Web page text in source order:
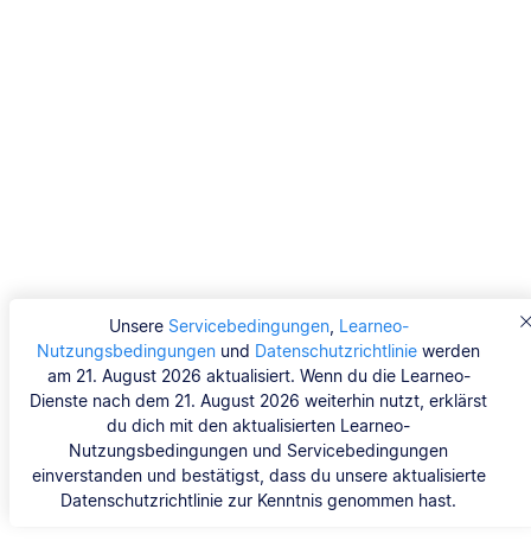
Unsere Servicebedingungen, Learneo-
Nutzungsbedingungen und Datenschutzrichtlinie werden
am 21. August 2026 aktualisiert. Wenn du die Learneo-
Dienste nach dem 21. August 2026 weiterhin nutzt, erklärst
du dich mit den aktualisierten Learneo-
Nutzungsbedingungen und Servicebedingungen
einverstanden und bestätigst, dass du unsere aktualisierte
Datenschutzrichtlinie zur Kenntnis genommen hast.